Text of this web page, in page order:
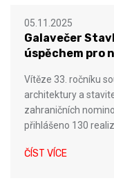
05.11.2025
Galavečer
úspěchem pro
Vítěze 33. ročníku
architektury a
zahraničních
přihlášeno 130
ČÍST VÍCE